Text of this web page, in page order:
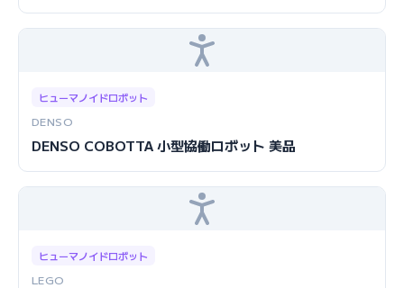
ヒューマノイドロボット
DENSO
DENSO COBOTTA 小型協働ロボット 美品
ヒューマノイドロボット
LEGO